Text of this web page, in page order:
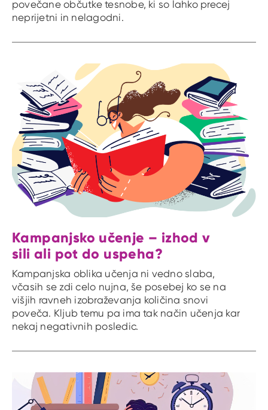
povečane občutke tesnobe, ki so lahko precej
neprijetni in nelagodni.
Kampanjsko učenje – izhod v
sili ali pot do uspeha?
Kampanjska oblika učenja ni vedno slaba,
včasih se zdi celo nujna, še posebej ko se na
višjih ravneh izobraževanja količina snovi
poveča. Kljub temu pa ima tak način učenja kar
nekaj negativnih posledic.